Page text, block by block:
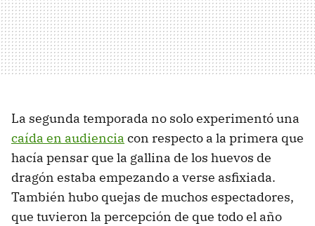
La segunda temporada no solo experimentó una
caída en audiencia con respecto a la primera que
hacía pensar que la gallina de los huevos de
dragón estaba empezando a verse asfixiada.
También hubo quejas de muchos espectadores,
que tuvieron la percepción de que todo el año